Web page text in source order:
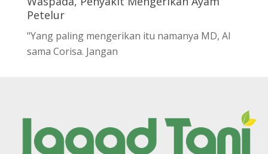
Petelur
"Yang paling mengerikan itu namanya MD, AI
sama Corisa. Jangan